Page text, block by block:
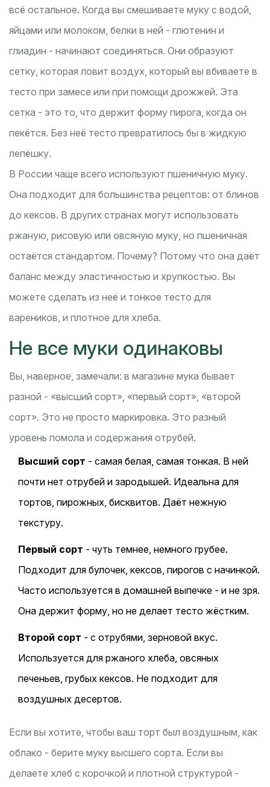
всё остальное. Когда вы смешиваете муку с водой,
яйцами или молоком, белки в ней - глютенин и
глиадин - начинают соединяться. Они образуют
сетку, которая ловит воздух, который вы вбиваете в
тесто при замесе или при помощи дрожжей. Эта
сетка - это то, что держит форму пирога, когда он
пекётся. Без неё тесто превратилось бы в жидкую
лепёшку.
В России чаще всего используют пшеничную муку.
Она подходит для большинства рецептов: от блинов
до кексов. В других странах могут использовать
ржаную, рисовую или овсяную муку, но пшеничная
остаётся стандартом. Почему? Потому что она даёт
баланс между эластичностью и хрупкостью. Вы
можете сделать из неё и тонкое тесто для
вареников, и плотное для хлеба.
Не все муки одинаковы
Вы, наверное, замечали: в магазине мука бывает
разной - «высший сорт», «первый сорт», «второй
сорт». Это не просто маркировка. Это разный
уровень помола и содержания отрубей.
Высший сорт - самая белая, самая тонкая. В ней
почти нет отрубей и зародышей. Идеальна для
тортов, пирожных, бисквитов. Даёт нежную
текстуру.
Первый сорт - чуть темнее, немного грубее.
Подходит для булочек, кексов, пирогов с начинкой.
Часто используется в домашней выпечке - и не зря.
Она держит форму, но не делает тесто жёстким.
Второй сорт - с отрубями, зерновой вкус.
Используется для ржаного хлеба, овсяных
печеньев, грубых кексов. Не подходит для
воздушных десертов.
Если вы хотите, чтобы ваш торт был воздушным, как
облако - берите муку высшего сорта. Если вы
делаете хлеб с корочкой и плотной структурой -